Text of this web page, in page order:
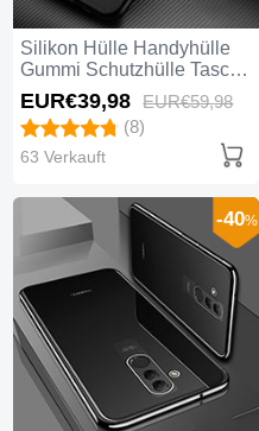
Silikon Hülle Handyhülle
Gummi Schutzhülle Tasche
Köper Y01 für Huawei Mate
20 Lite Schwarz
EUR€39,98 EUR€59,98
(8)
63 Verkauft
-40%